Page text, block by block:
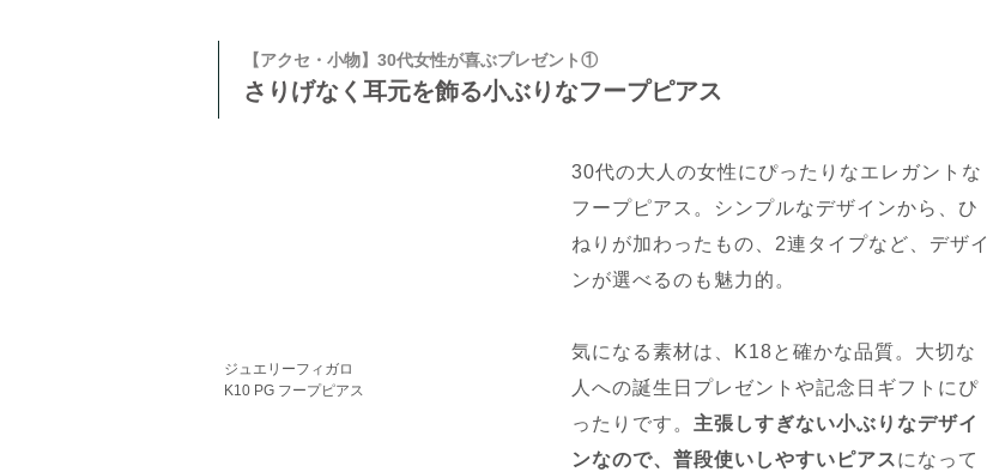
【アクセ・小物】30代女性が喜ぶプレゼント①
さりげなく耳元を飾る小ぶりなフープピアス
ジュエリーフィガロ
K10 PG フープピアス
30代の大人の女性にぴったりなエレガントな
フープピアス。シンプルなデザインから、ひ
ねりが加わったもの、2連タイプなど、デザイ
ンが選べるのも魅力的。
気になる素材は、K18と確かな品質。大切な
人への誕生日プレゼントや記念日ギフトにぴ
ったりです。 主張しすぎない小ぶりなデザイ
ンなので、普段使いしやすいピアスになって